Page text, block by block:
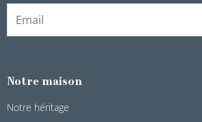
Notre maison
Notre héritage